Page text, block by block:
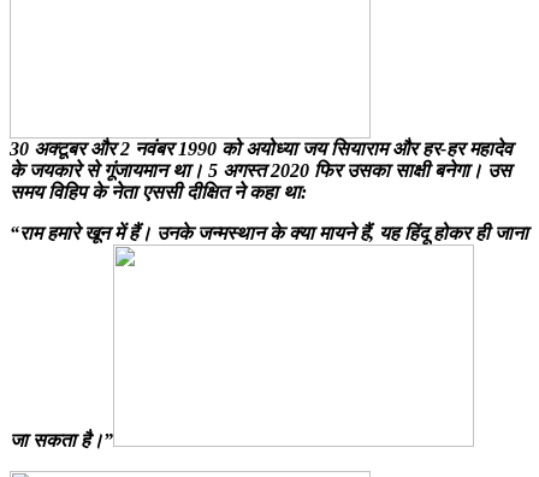
30 अक्टूबर और 2 नवंबर 1990 को अयोध्या जय सियाराम और हर-हर महादेव
के जयकारे से गूंजायमान था। 5 अगस्त 2020 फिर उसका साक्षी बनेगा। उस
समय विहिप के नेता एससी दीक्षित ने कहा था:
“राम हमारे खून में हैं। उनके जन्मस्थान के क्या मायने हैं, यह हिंदू होकर ही जाना
जा सकता है।”